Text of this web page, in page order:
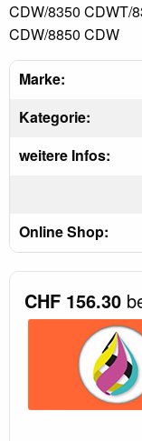
CDW/8350 CDWT/
CDW/8850 CDW
Marke:
Kategorie:
weitere Infos:
Online Shop:
CHF 156.30